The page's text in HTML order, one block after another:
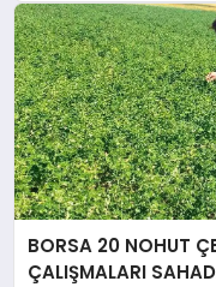
BORSA 20 NOHUT
ÇALIŞMALARI